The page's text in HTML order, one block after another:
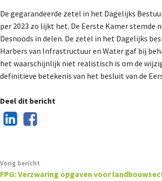
De gegarandeerde zetel in het Dagelijks
per 2023 zo lijkt het. De Eerste Kamer stemde
Desnoods in delen. De zetel in het Dagelijks
Harbers van Infrastructuur en Water gaf bij
het waarschijnlijk niet realistisch is om de
definitieve betekenis van het besluit van de
Deel dit bericht
Vorig bericht
FPG: Verzwaring opgaven voor